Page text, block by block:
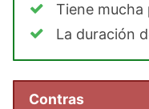
Tiene
La duración
Contras